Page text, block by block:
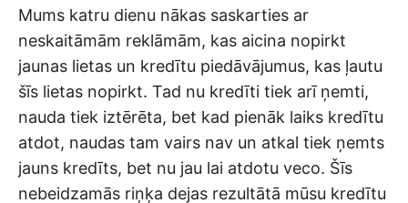
Mums katru dienu nākas saskarties ar
neskaitāmām reklāmām, kas aicina nopirkt
jaunas lietas un kredītu piedāvājumus, kas ļautu
šīs lietas nopirkt. Tad nu kredīti tiek arī ņemti,
nauda tiek iztērēta, bet kad pienāk laiks kredītu
atdot, naudas tam vairs nav un atkal tiek ņemts
jauns kredīts, bet nu jau lai atdotu veco. Šīs
nebeidzamās riņķa dejas rezultātā mūsu kredītu